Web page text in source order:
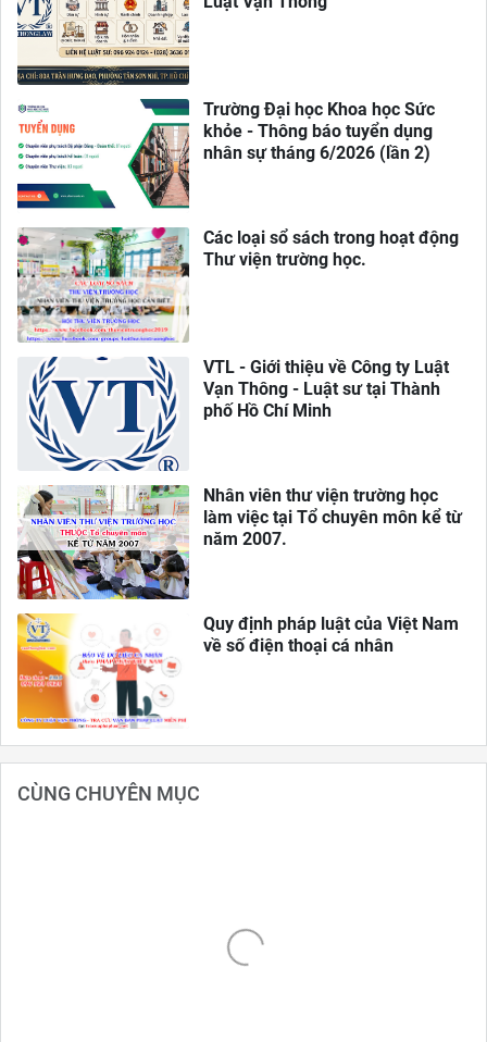
Trường Đại học Khoa học Sức
khỏe - Thông báo tuyển dụng
nhân sự tháng 6/2026 (lần 2)
Các loại sổ sách trong hoạt động
Thư viện trường học.
VTL - Giới thiệu về Công ty Luật
Vạn Thông - Luật sư tại Thành
phố Hồ Chí Minh
Nhân viên thư viện trường học
làm việc tại Tổ chuyên môn kể từ
năm 2007.
Quy định pháp luật của Việt Nam
về số điện thoại cá nhân
CÙNG CHUYÊN MỤC